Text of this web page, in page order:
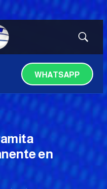
Mostrar
WHATSAPP
en